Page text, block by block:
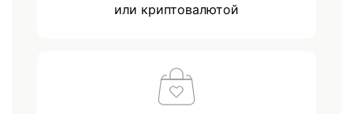
или криптовалютой